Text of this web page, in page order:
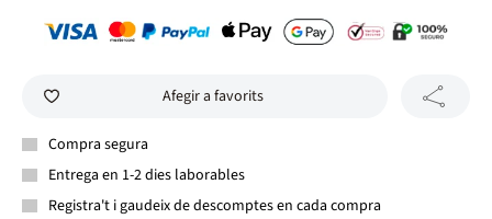
Afegir a favorits
Compra segura
Entrega en 1-2 dies laborables
Registra't i gaudeix de descomptes en cada compra